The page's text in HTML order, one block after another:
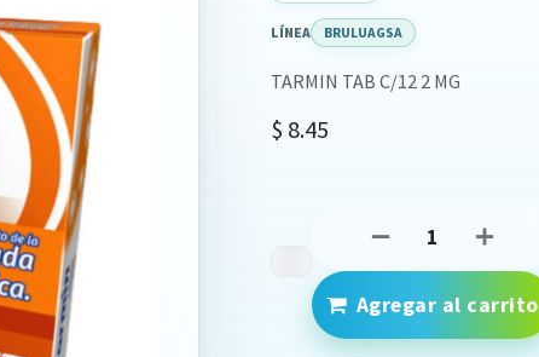
LÍNEA BRULUAGSA
TARMIN TAB C/12 2 MG
$ 8.45
Agregar al carrito